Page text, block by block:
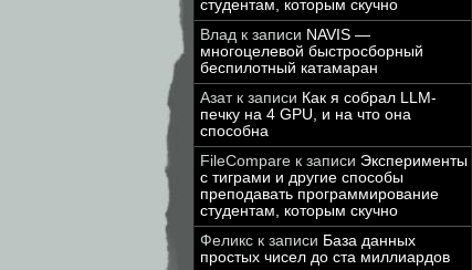
студентам, которым скучно
Влад к записи NAVIS —
многоцелевой быстросборный
беспилотный катамаран
Азатк записи Как я собрал LLM-
печку на 4 GPU, и на что она
способна
FileCompare к записи Эксперименты
с тиграми и другие способы
преподавать программирование
студентам, которым скучно
Феликс к записи База данных
простых чисел до ста миллиардов